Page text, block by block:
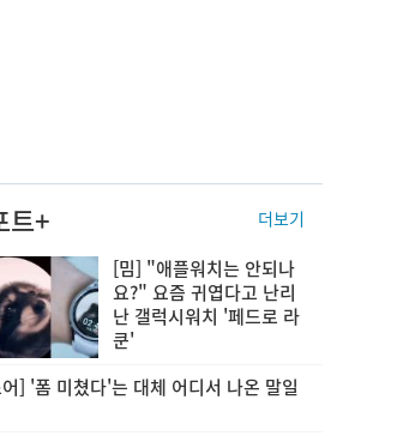
트+ 더보기
[밈] "애플워치는 안되나
요?" 요즘 귀엽다고 난리
난 갤럭시워치 '페드로 라
쿤'
] '폼 미쳤다'는 대체 어디서 나온 말일